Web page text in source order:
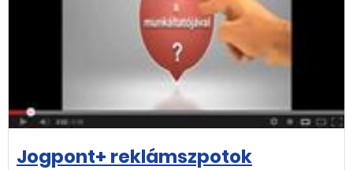
Jogpont+ reklámszpotok